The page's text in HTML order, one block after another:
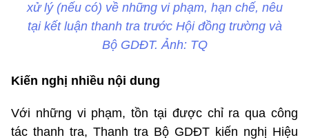
xử lý (nếu có) về những vi phạm, hạn chế, nêu
tại kết luận thanh tra trước Hội đồng trường và
Bộ GDĐT. Ảnh: TQ
Kiến nghị nhiều nội dung
Với những vi phạm, tồn tại được chỉ ra qua công
tác thanh tra, Thanh tra Bộ GDĐT kiến nghị Hiệu